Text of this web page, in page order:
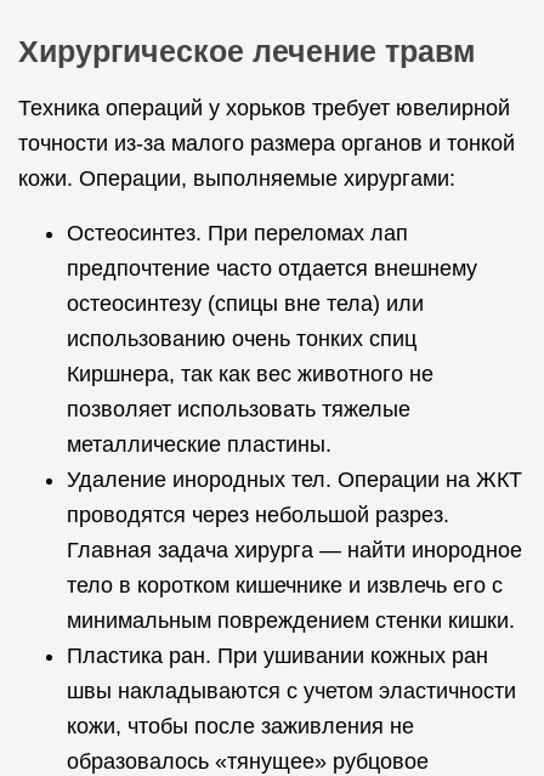
Хирургическое лечение травм
Техника операций у хорьков требует ювелирной
точности из-за малого размера органов и тонкой
кожи. Операции, выполняемые хирургами:
Остеосинтез. При переломах лап
предпочтение часто отдается внешнему
остеосинтезу (спицы вне тела) или
использованию очень тонких спиц
Киршнера, так как вес животного не
позволяет использовать тяжелые
металлические пластины.
Удаление инородных тел. Операции на ЖКТ
проводятся через небольшой разрез.
Главная задача хирурга — найти инородное
тело в коротком кишечнике и извлечь его с
минимальным повреждением стенки кишки.
Пластика ран. При ушивании кожных ран
швы накладываются с учетом эластичности
кожи, чтобы после заживления не
образовалось «тянущее» рубцовое